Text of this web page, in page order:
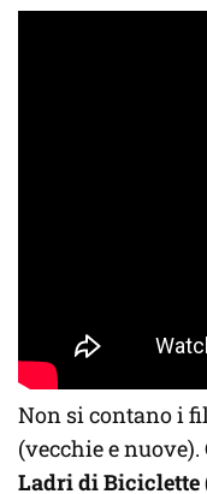
Non si contano i
(vecchie e
Ladri di Biciclette